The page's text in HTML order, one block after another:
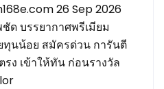
26 Sep 2026
ด บรรยากาศพรีเมียม
ทุนน้อย สมัครด่วน การันตี
ง เข้าให้ทัน ก่อนรางวัล